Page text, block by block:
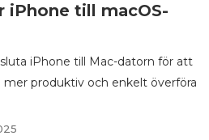
iPhone till macOS-
iPhone till Mac-datorn för att
mer produktiv och enkelt överföra